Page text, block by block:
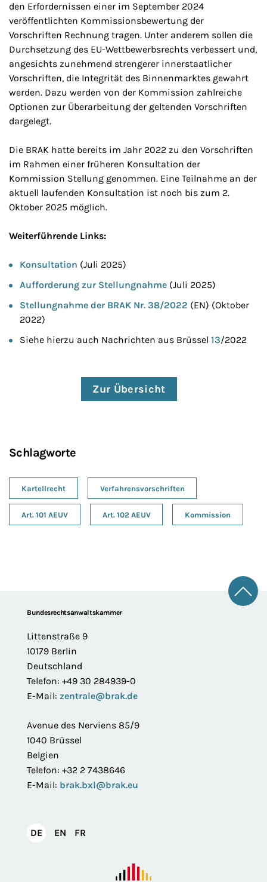
den Erfordernissen einer im September 2024
veröffentlichten Kommissionsbewertung der
Vorschriften Rechnung tragen. Unter anderem sollen die
Durchsetzung des EU-Wettbewerbsrechts verbessert und,
angesichts zunehmend strengerer innerstaatlicher
Vorschriften, die Integrität des Binnenmarktes gewahrt
werden. Dazu werden von der Kommission zahlreiche
Optionen zur Überarbeitung der geltenden Vorschriften
dargelegt.
Die BRAK hatte bereits im Jahr 2022 zu den Vorschriften
im Rahmen einer früheren Konsultation der
Kommission Stellung genommen. Eine Teilnahme an der
aktuell laufenden Konsultation ist noch bis zum 2.
Oktober 2025 möglich.
Weiterführende Links:
Konsultation (Juli 2025)
Aufforderung zur Stellungnahme (Juli 2025)
Stellungnahme der BRAK Nr. 38/2022 (EN) (Oktober
2022)
Siehe hierzu auch Nachrichten aus Brüssel 13/2022
Zur Übersicht
Schlagworte
Kartellrecht Verfahrensvorschriften
Art. 101 AEUV Art. 102 AEUV Kommission
FooterBundesrechtsanwaltskammer
Littenstraße 9
10179 Berlin
Deutschland
Telefon: +49 30 284939-0
E-Mail: zentrale@brak.de
Avenue des Nerviens 85/9
1040 Brüssel
Belgien
Telefon: +32 2 7438646
E-Mail: brak.bxl@brak.eu
DEDeutsch
EN English
FR